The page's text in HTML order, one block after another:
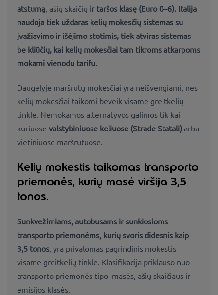
atstumą , ašių skaičių ir taršos klasę (Euro 0–6). Italija
naudoja tiek uždaras kelių mokesčių sistemas su
įvažiavimo ir išėjimo stotimis, tiekatviras sistemas
be kliūčių, kai kelių mokesčiai tam tikroms atkarpoms
mokami vienodu tarifu.
Daugelyje maršrutų mokesčiai yra neišvengiami, nes
kelių mokesčiai taikomi beveik visame greitkelių
tinkle. Nemokamos alternatyvos galimos tik kai
kuriuose valstybiniuose keliuose (Strade Statali) arba
vietiniuose maršrutuose.
Kelių mokestis taikomas transporto
priemonės, kurių masė viršija 3,5
tonos.
Sunkvežimiams, autobusams ir sunkiosioms
transporto priemonėms, kurių svoris didesnis kaip
3,5 tonos, yra privalomas pagrindinis mokestis
visame greitkelių tinkle. Klasifikacija priklauso nuo
transporto priemonės tipo, masės, ašių skaičiaus ir
emisijos klasės.